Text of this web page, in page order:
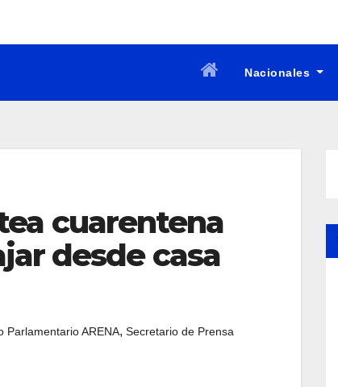
Nacionales
cuarentena
desde casa
Parlamentario ARENA, Secretario de Prensa